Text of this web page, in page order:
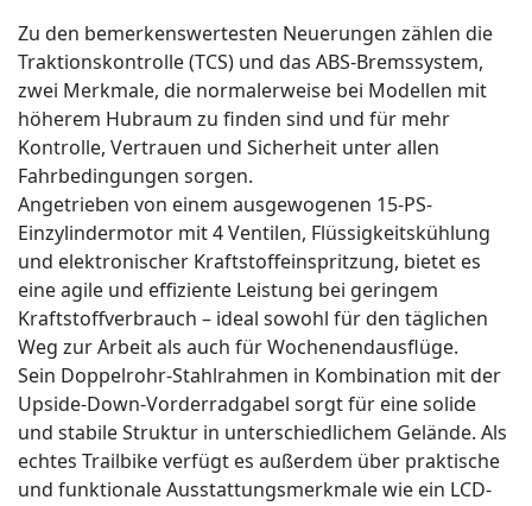
Zu den bemerkenswertesten Neuerungen zählen die
Traktionskontrolle (TCS) und das ABS-Bremssystem,
zwei Merkmale, die normalerweise bei Modellen mit
höherem Hubraum zu finden sind und für mehr
Kontrolle, Vertrauen und Sicherheit unter allen
Fahrbedingungen sorgen.
Angetrieben von einem ausgewogenen 15-PS-
Einzylindermotor mit 4 Ventilen, Flüssigkeitskühlung
und elektronischer Kraftstoffeinspritzung, bietet es
eine agile und effiziente Leistung bei geringem
Kraftstoffverbrauch – ideal sowohl für den täglichen
Weg zur Arbeit als auch für Wochenendausflüge.
Sein Doppelrohr-Stahlrahmen in Kombination mit der
Upside-Down-Vorderradgabel sorgt für eine solide
und stabile Struktur in unterschiedlichem Gelände. Als
echtes Trailbike verfügt es außerdem über praktische
und funktionale Ausstattungsmerkmale wie ein LCD-